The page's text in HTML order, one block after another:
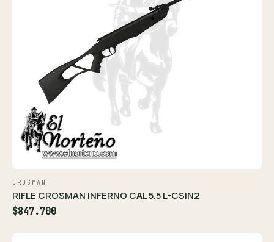
CROSMAN
RIFLE CROSMAN INFERNO CAL 5.5 L-CSIN2
$847.700